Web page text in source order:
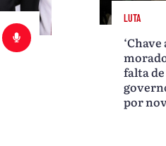
LUTA
‘Chave
falta
por